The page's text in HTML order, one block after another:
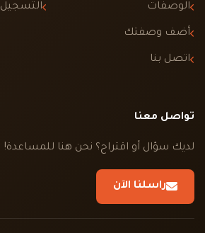
الوصفات
أضف وصفتك
اتصل بنا
التسجيل
تواصل معنا
لديك سؤال أو اقتراح؟ نحن هنا للمساعدة!
راسلنا الآن